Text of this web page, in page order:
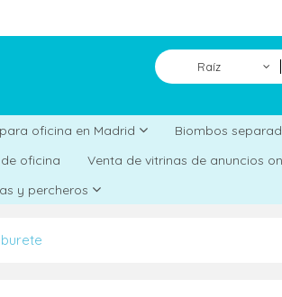
Raíz
oficina en Madrid Biombos
oficina Venta de vitrinas de anuncios
y percheros